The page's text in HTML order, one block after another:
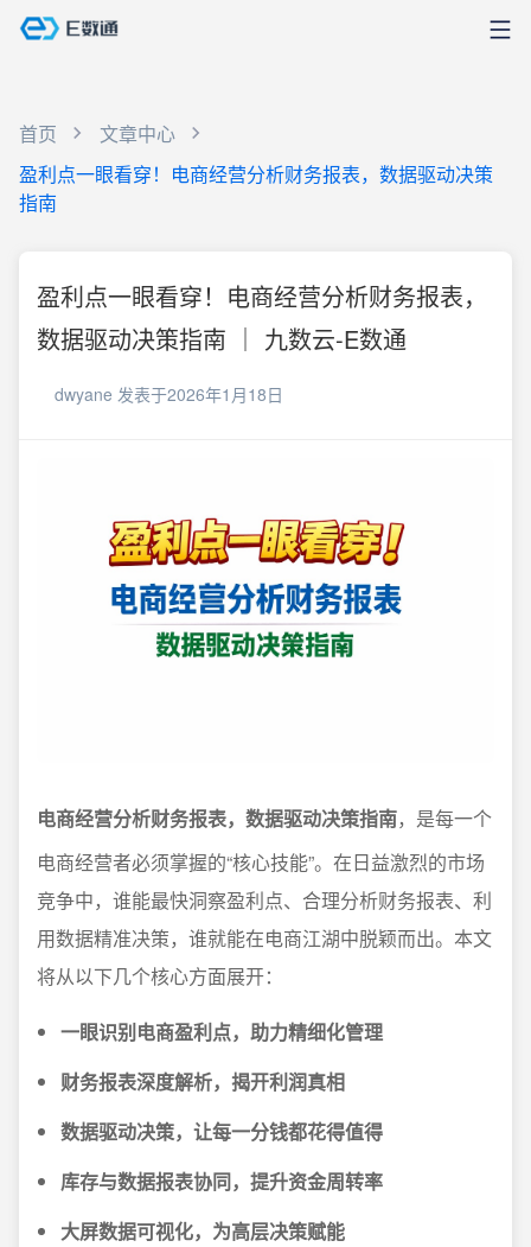
首页
文章中心
盈利点一眼看穿！电商经营分析财务报表，数据驱动决策
指南
盈利点一眼看穿！电商经营分析财务报表，
数据驱动决策指南 ｜ 九数云-E数通
dwyane 发表于2026年1月18日
电商经营分析财务报表，数据驱动决策指南，是每一个
电商经营者必须掌握的“核心技能”。在日益激烈的市场
竞争中，谁能最快洞察盈利点、合理分析财务报表、利
用数据精准决策，谁就能在电商江湖中脱颖而出。本文
将从以下几个核心方面展开：
一眼识别电商盈利点，助力精细化管理
财务报表深度解析，揭开利润真相
数据驱动决策，让每一分钱都花得值得
库存与数据报表协同，提升资金周转率
大屏数据可视化，为高层决策赋能